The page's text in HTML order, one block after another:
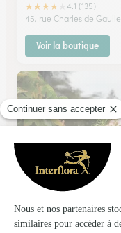
★★★★
4.1 (135)
45, rue Charles de Gaulle
Voir la boutique
Au Jardin de Vicky
Vigneux Sur Seine